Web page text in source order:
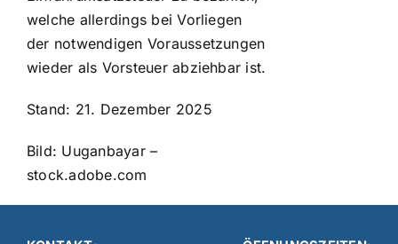
welche allerdings bei Vorliegen
der notwendigen Voraussetzungen
wieder als Vorsteuer abziehbar ist.
Stand: 21. Dezember 2025
Bild: Uuganbayar –
stock.adobe.com